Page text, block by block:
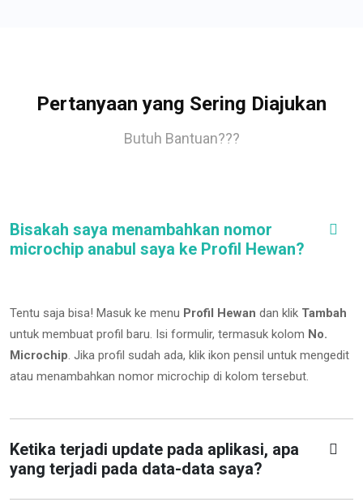
Pertanyaan yang Sering Diajukan
Butuh Bantuan???
Bisakah saya menambahkan nomor
microchip anabul saya ke Profil Hewan?
Tentu saja bisa! Masuk ke menu Profil Hewan dan klik Tambah
untuk membuat profil baru. Isi formulir, termasuk kolom No.
Microchip. Jika profil sudah ada, klik ikon pensil untuk mengedit
atau menambahkan nomor microchip di kolom tersebut.
Ketika terjadi update pada aplikasi, apa
yang terjadi pada data-data saya?